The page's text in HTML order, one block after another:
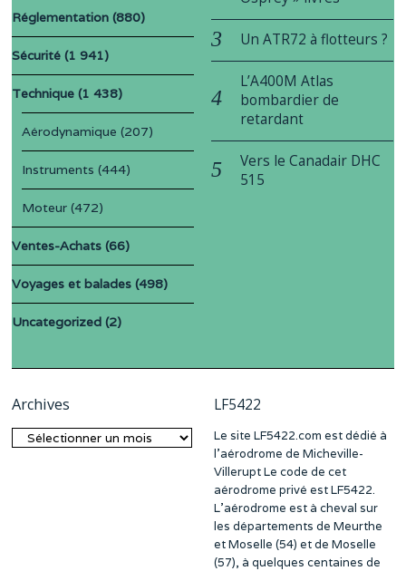
Réglementation (880)
Sécurité (1 941)
Technique (1 438)
Aérodynamique (207)
Instruments (444)
Moteur (472)
Ventes-Achats (66)
Voyages et balades (498)
Uncategorized (2)
Un ATR72 à flotteurs ?
L’A400M Atlas
bombardier de
retardant
Vers le Canadair DHC
515
Archives
Archives
LF5422
Le site LF5422.com est dédié à
l’aérodrome de Micheville-
Villerupt Le code de cet
aérodrome privé est LF5422.
L’aérodrome est à cheval sur
les départements de Meurthe
et Moselle (54) et de Moselle
(57), à quelques centaines de